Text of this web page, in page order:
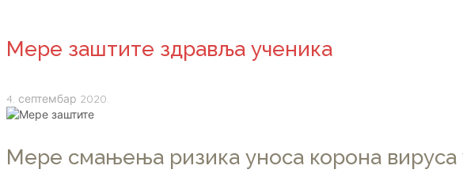
Мере заштите здравља ученика
4. септембар 2020.
Мере смањења ризика уноса корона вируса